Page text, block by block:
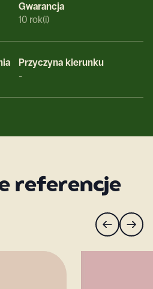
Gwarancja
10 rok(i)
Przyczyna kierunku
-
referencje